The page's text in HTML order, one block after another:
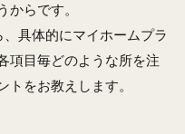
らです。
具体的にマイホームプラ
項目毎どのような所を注
トをお教えします。